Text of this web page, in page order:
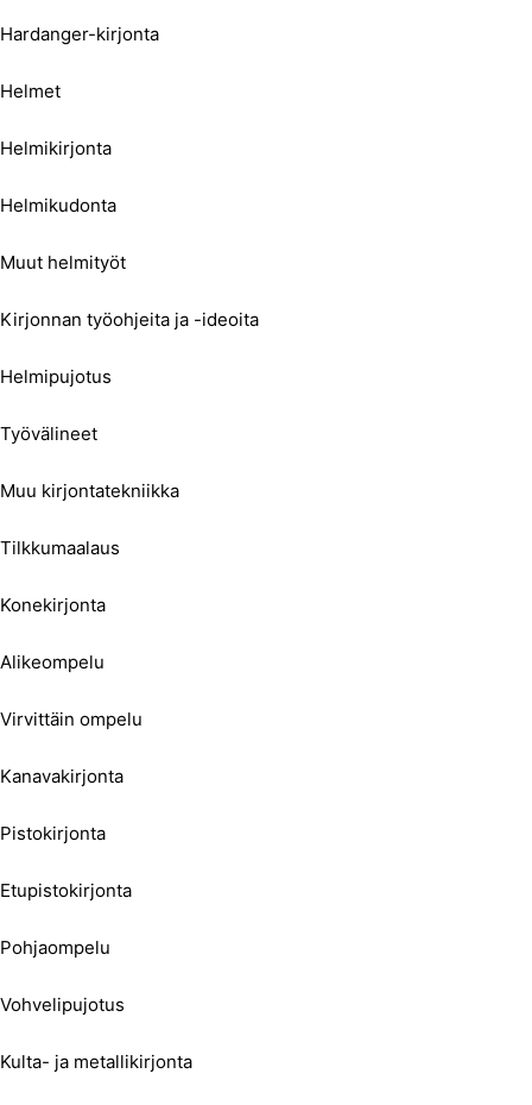
Hardanger-kirjonta
Helmet
Helmikirjonta
Helmikudonta
Muut helmityöt
Kirjonnan työohjeita ja -ideoita
Helmipujotus
Työvälineet
Muu kirjontatekniikka
Tilkkumaalaus
Konekirjonta
Alikeompelu
Virvittäin ompelu
Kanavakirjonta
Pistokirjonta
Etupistokirjonta
Pohjaompelu
Vohvelipujotus
Kulta- ja metallikirjonta